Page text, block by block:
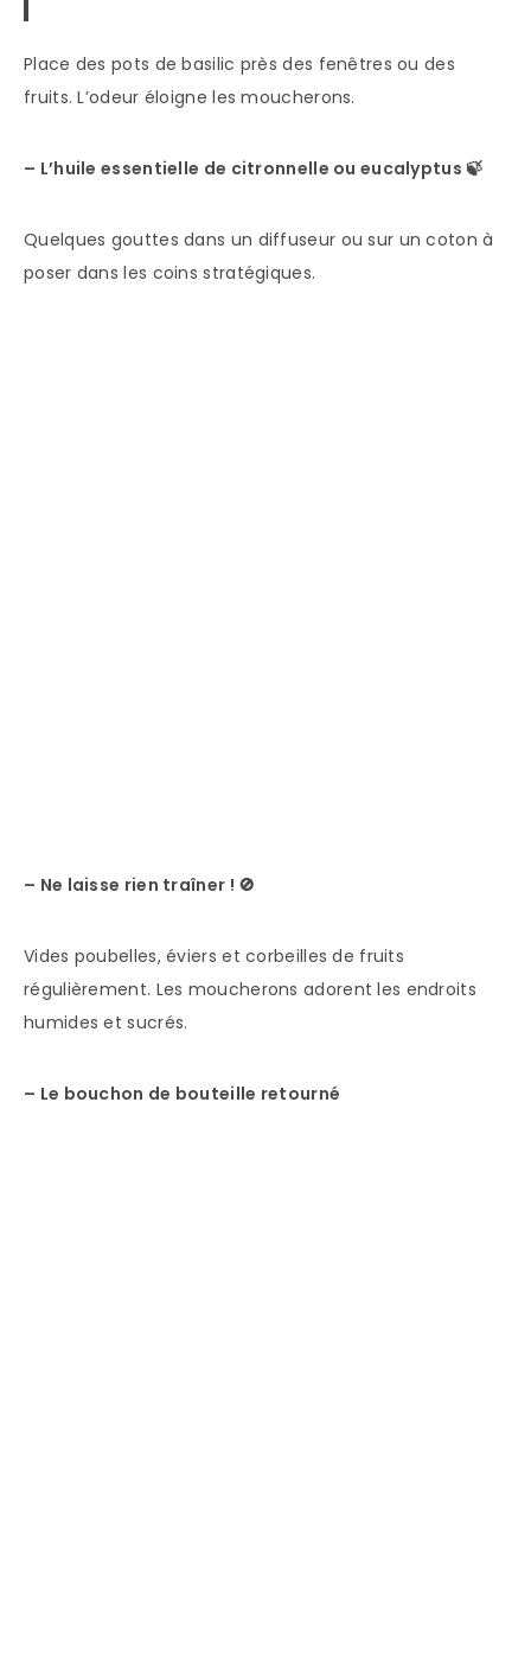
Place des pots de basilic près des fenêtres ou des
fruits. L’odeur éloigne les moucherons.
– L’huile essentielle de citronnelle ou eucalyptus 🍃
Quelques gouttes dans un diffuseur ou sur un coton à
poser dans les coins stratégiques.
– Ne laisse rien traîner ! 🚫
Vides poubelles, éviers et corbeilles de fruits
régulièrement. Les moucherons adorent les endroits
humides et sucrés.
– Le bouchon de bouteille retourné